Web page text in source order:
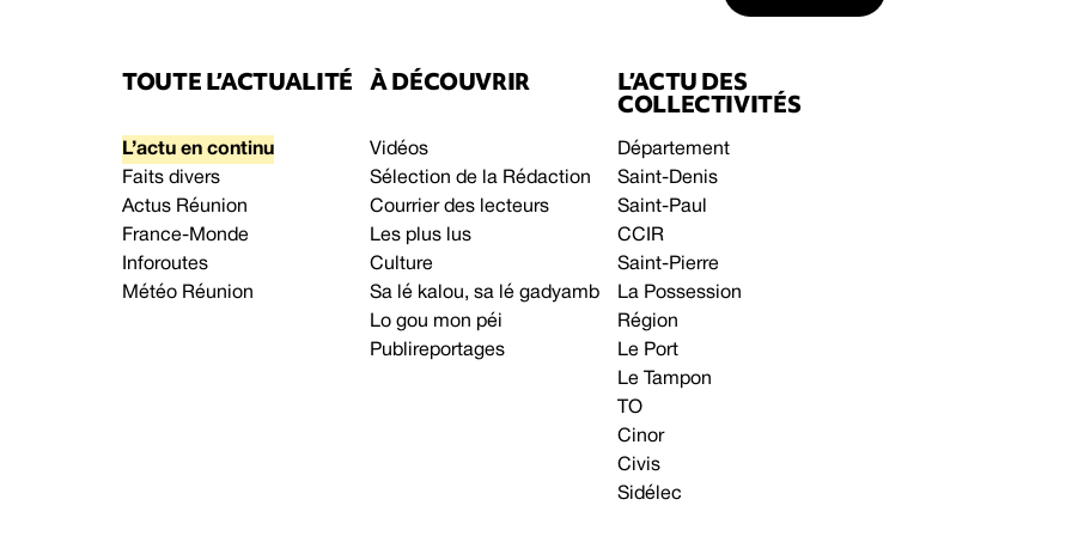
TOUTE L’ACTUALITÉ
L’actu en continu
Faits divers
Actus Réunion
France-Monde
Inforoutes
Météo Réunion
À DÉCOUVRIR
Vidéos
Sélection de la Rédaction
Courrier des lecteurs
Les plus lus
Culture
Sa lé kalou, sa lé gadyamb
Lo gou mon péi
Publireportages
L’ACTU DES
COLLECTIVITÉS
Département
Saint-Denis
Saint-Paul
CCIR
Saint-Pierre
La Possession
Région
Le Port
Le Tampon
TO
Cinor
Civis
Sidélec